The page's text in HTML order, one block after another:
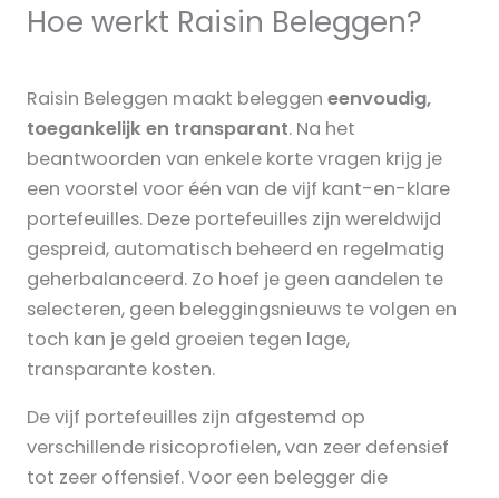
Hoe werkt Raisin Beleggen?
Raisin Beleggen maakt beleggen eenvoudig,
toegankelijk en transparant. Na het
beantwoorden van enkele korte vragen krijg je
een voorstel voor één van de vijf kant-en-klare
portefeuilles. Deze portefeuilles zijn wereldwijd
gespreid, automatisch beheerd en regelmatig
geherbalanceerd. Zo hoef je geen aandelen te
selecteren, geen beleggingsnieuws te volgen en
toch kan je geld groeien tegen lage,
transparante kosten.
De vijf portefeuilles zijn afgestemd op
verschillende risicoprofielen, van zeer defensief
tot zeer offensief. Voor een belegger die